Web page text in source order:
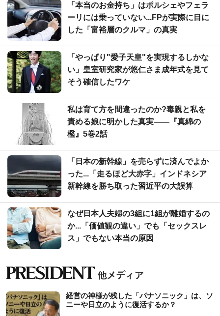
「本当のお金持ち」はポルシェやフェラ
ーリには乗っていない...FPが実際に目に
した「富裕層のクルマ」の真実
「やっぱり"愛子天皇"を実現するしかな
い」皇室研究家が悠仁さま成年式を見て
そう確信したワケ
私は育て方を間違ったのか?毒親と私を
責める娘に明かした真実――『真綿の
檻』5巻2話
「日本の新幹線」を売らずに済んでよか
った...「走るほど大赤字」インドネシア
新幹線を勝ち取った習近平の大誤算
なぜ日本人夫婦の3組に1組が離婚するの
か...「価値観の違い」でも「セックスレ
ス」でもない本当の原因
経営の神様が残した「パナソニック」は、ソ
ニーや日立のように復活するか？